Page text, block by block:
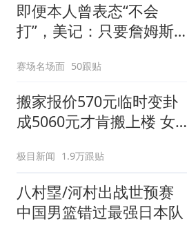
即便本人曾表态“不会
打”，美记：只要詹姆斯想
位置
赛场名场面 50跟贴
搬家报价570元临时变卦
成5060元才肯搬上楼 女子
极目新闻 1.9万跟贴
八村塁/河村出战世预赛
中国男篮错过最强日本队